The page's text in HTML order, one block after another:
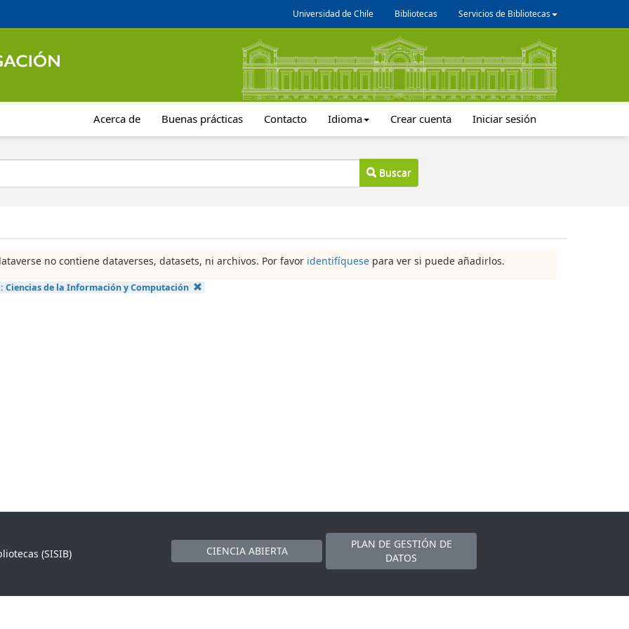
Universidad de Chile Bibliotecas Servicios de Bibliotecas
Acerca de Buenas prácticas Contacto Idioma Crear cuenta Iniciar sesión
Buscar
no contiene dataverses, datasets, ni archivos. Por favor identifíquese para ver si puede añadirlos.
Ciencias de la Información y Computación
(SISIB)
CIENCIA ABIERTA
PLAN DE GESTIÓN DE
DATOS